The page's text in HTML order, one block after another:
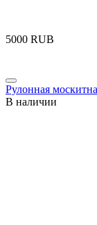
‍5000‍ RUB
Рулонная
В наличии